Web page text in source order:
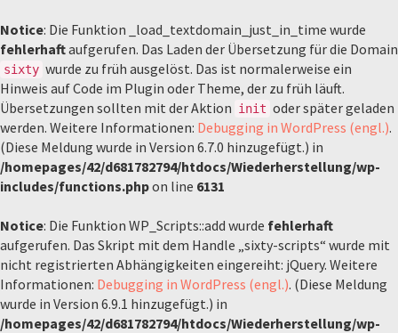
Notice: Die Funktion _load_textdomain_just_in_time wurde
fehlerhaftaufgerufen. Das Laden der Übersetzung für die Domain
sixty wurde zu früh ausgelöst. Das ist normalerweise ein
Hinweis auf Code im Plugin oder Theme, der zu früh läuft.
Übersetzungen sollten mit der Aktion init oder später geladen
werden. Weitere Informationen: Debugging in WordPress (engl.).
(Diese Meldung wurde in Version 6.7.0 hinzugefügt.) in
/homepages/42/d681782794/htdocs/Wiederherstellung/wp-
includes/functions.phpon line 6131
Notice: Die Funktion WP_Scripts::add wurde fehlerhaft
aufgerufen. Das Skript mit dem Handle „sixty-scripts“ wurde mit
nicht registrierten Abhängigkeiten eingereiht: jQuery. Weitere
Informationen: Debugging in WordPress (engl.). (Diese Meldung
wurde in Version 6.9.1 hinzugefügt.) in
/homepages/42/d681782794/htdocs/Wiederherstellung/wp-